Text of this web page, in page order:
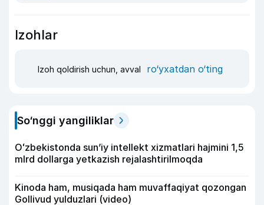
Izohlar
Izoh qoldirish uchun, avval ro‘yxatdan o‘ting
So‘nggi yangiliklar
Oʻzbekistonda sunʼiy intellekt xizmatlari hajmini 1,5
mlrd dollarga yetkazish rejalashtirilmoqda
Kinoda ham, musiqada ham muvaffaqiyat qozongan
Gollivud yulduzlari (video)